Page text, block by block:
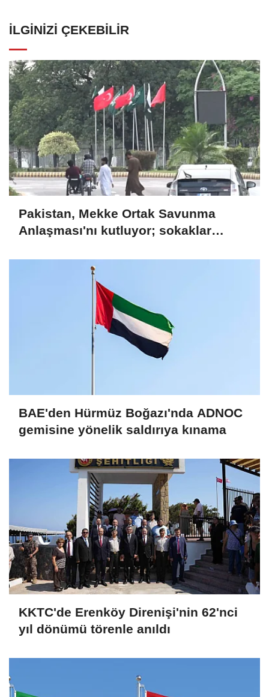
İLGINIZI ÇEKEBILIR
Pakistan, Mekke Ortak Savunma
Anlaşması'nı kutluyor; sokaklar
bayraklarıyla süslendi
BAE'den Hürmüz Boğazı'nda ADNOC
gemisine yönelik saldırıya kınama
KKTC'de Erenköy Direnişi'nin 62'nci
yıl dönümü törenle anıldı